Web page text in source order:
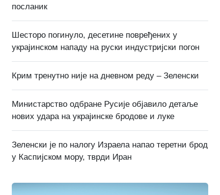
посланик
Шесторо погинуло, десетине повређених у
украјинском нападу на руски индустријски погон
Крим тренутно није на дневном реду – Зеленски
Министарство одбране Русије објавило детаље
нових удара на украјинске бродове и луке
Зеленски је по налогу Израела напао теретни брод
у Каспијском мору, тврди Иран